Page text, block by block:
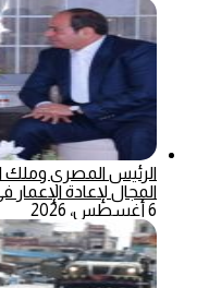
الرئيس المصري وملك
المجال لإعادة الإعمار
6 أغسطس، 2026